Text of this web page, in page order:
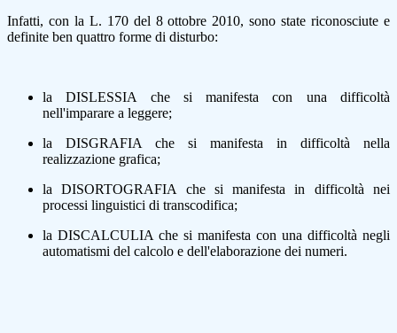
Infatti, con la L. 170 del 8 ottobre 2010, sono state riconosciute e
definite ben quattro forme di disturbo:
la DISLESSIA che si manifesta con una difficoltà
nell'imparare a leggere;
la DISGRAFIA che si manifesta in difficoltà nella
realizzazione grafica;
la DISORTOGRAFIA che si manifesta in difficoltà nei
processi linguistici di transcodifica;
la DISCALCULIA che si manifesta con una difficoltà negli
automatismi del calcolo e dell'elaborazione dei numeri.